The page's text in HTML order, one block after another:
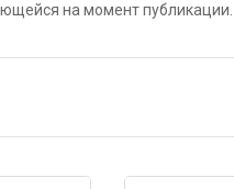
на момент публикации.